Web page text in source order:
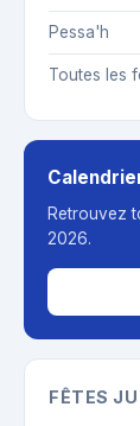
Pessa'h
Toutes les
Retrouvez
2026.
FÊTES